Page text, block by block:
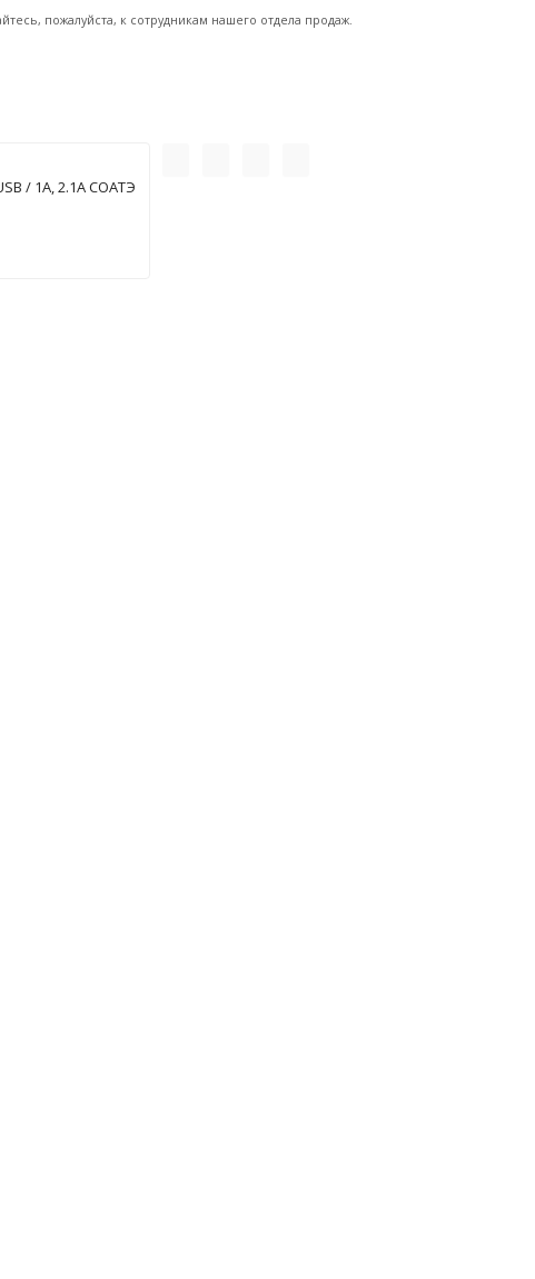
пожалуйста, к сотрудникам нашего отдела продаж.
/ 1А, 2.1А СОАТЭ